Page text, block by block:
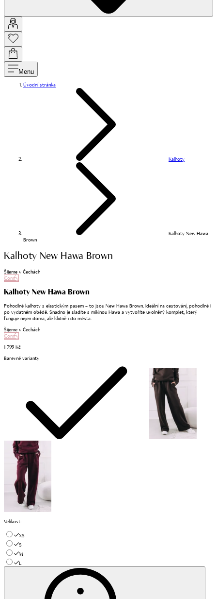
Menu
Úvodní stránka
Kalhoty
Kalhoty New Hawa
Brown
Kalhoty New Hawa Brown
Šijeme v Čechách
Comfy
Kalhoty New Hawa Brown
Pohodlné kalhoty s elastickým pasem – to jsou New Hawa Brown. Ideální na cestování, pohodlné i
po vydatném obědě. Snadno je sladíte s mikinou Hawa a vytvoříte uvolněný komplet, který
funguje nejen doma, ale klidně i do města.
Šijeme v Čechách
Comfy
1 799 Kč
Barevné varianty
Velikost:
XS
S
M
L